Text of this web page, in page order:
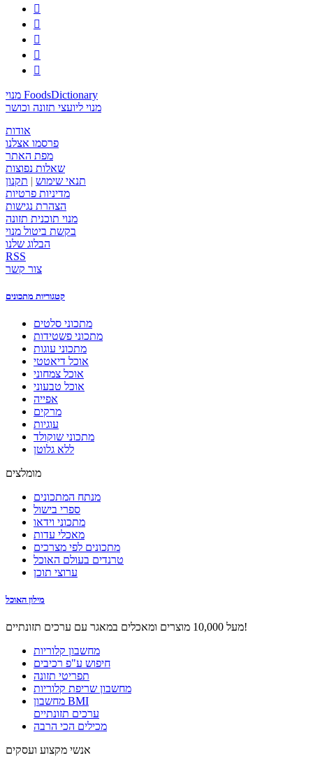





מנוי FoodsDictionary
מנוי ליועצי תזונה וכושר
אודות
פרסמו אצלנו
מפת האתר
שאלות נפוצות
תנאי שימוש | תקנון
מדיניות פרטיות
הצהרת נגישות
מנוי תוכנית תזונה
בקשת ביטול מנוי
הבלוג שלנו
RSS
צור קשר
קטגוריות מתכונים
מתכוני סלטים
מתכוני פשטידות
מתכוני עוגות
אוכל דיאטטי
אוכל צמחוני
אוכל טבעוני
אפייה
מרקים
עוגיות
מתכוני שוקולד
ללא גלוטן
מומלצים
מנתח המתכונים
ספרי בישול
מתכוני וידאו
מאכלי עדות
מתכונים לפי מצרכים
טרנדים בעולם האוכל
ערוצי תוכן
מילון האוכל
מעל 10,000 מוצרים ומאכלים במאגר עם ערכים תזונתיים!
מחשבון קלוריות
חיפוש ע"פ רכיבים
תפריטי תזונה
מחשבון שריפת קלוריות
מחשבון BMI
ערכים תזונתיים
מכילים הכי הרבה
אנשי מקצוע ועסקים